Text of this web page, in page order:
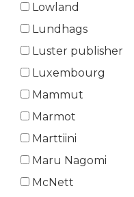
Lowland
Lundhags
Luster publisher
Luxembourg
Mammut
Marmot
Marttiini
Maru Nagomi
McNett